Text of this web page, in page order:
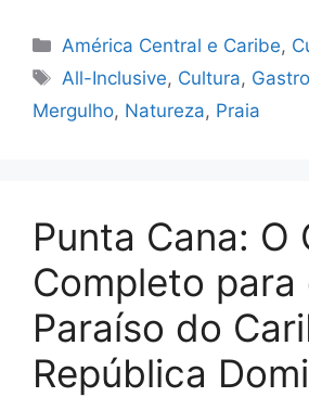
Categorias
América Central e Caribe,
Tags
All-Inclusive, Cultura,
Mergulho, Natureza, Praia
Punta Cana: O
Completo para
Paraíso do
República